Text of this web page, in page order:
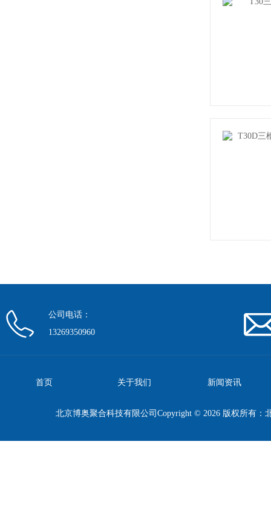
公司电话：
13269350960
首页 关于我们 新闻资讯
北京博奥聚合科技有限公司Copyright © 2026 版权所有